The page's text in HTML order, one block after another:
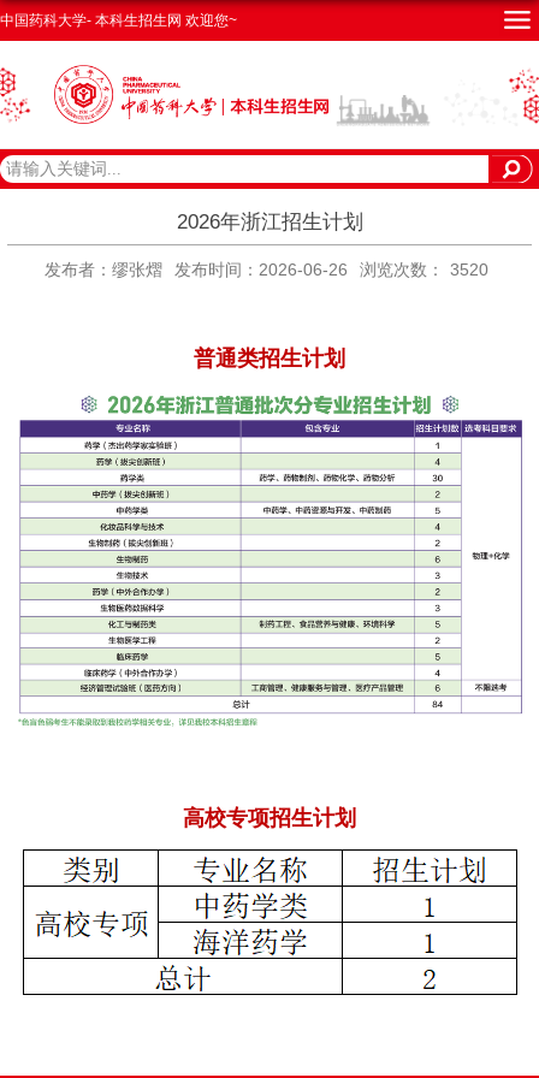
中国药科大学- 本科生招生网 欢迎您~
2026年浙江招生计划
发布者：缪张熠 发布时间：2026-06-26 浏览次数： 3520
普通类招生计划
高校专项招生计划